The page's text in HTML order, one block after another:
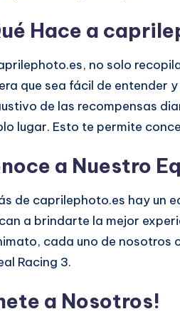
Hace a
no solo
que sea fácil de entender
de las recompensas
lugar. Esto te permite
a Nuestro
de caprilephoto.es hay un
a brindarte la mejor
cada uno de nosotros
Racing 3.
a Nosotros!